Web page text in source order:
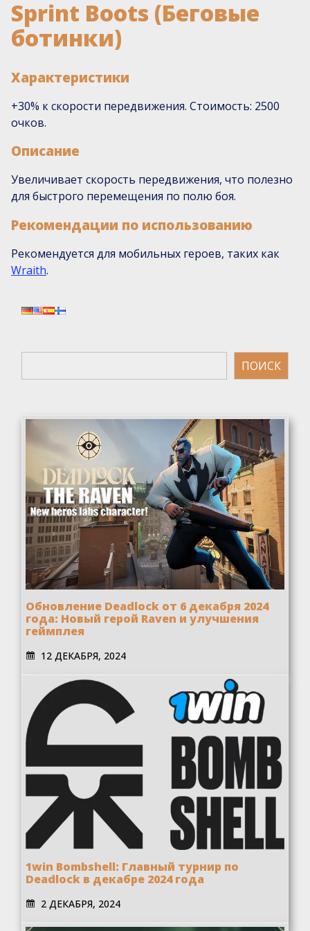
Sprint Boots (Беговые
ботинки)
Характеристики
+30% к скорости передвижения. Стоимость: 2500
очков.
Описание
Увеличивает скорость передвижения, что полезно
для быстрого перемещения по полю боя.
Рекомендации по использованию
Рекомендуется для мобильных героев, таких как
Wraith.
Поиск
ПОИСК
Обновление Deadlock от 6 декабря 2024
года: Новый герой Raven и улучшения
геймплея
12 ДЕКАБРЯ, 2024
1win Bombshell: Главный турнир по
Deadlock в декабре 2024 года
2 ДЕКАБРЯ, 2024